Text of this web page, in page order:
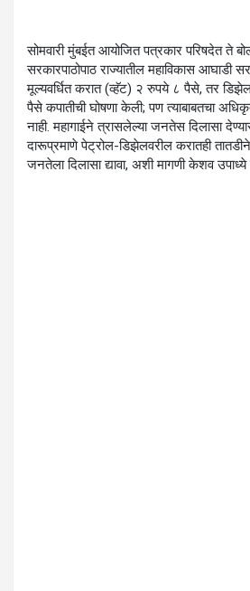
सोमवारी मुंबईत आयोजित पत्रकार परिषदेत ते
सरकारपाठोपाठ राज्यातील महाविकास आघाडी
मूल्यवर्धित करात (व्हॅट) २ रुपये ८ पैसे, तर
पैसे कपातीची घोषणा केली; पण त्याबाबतचा
नाही. महागाईने त्रासलेल्या जनतेस दिलासा
दारूप्रमाणे पेट्रोल-डिझेलवरील करातही
जनतेला दिलासा द्यावा, अशी मागणी केशव